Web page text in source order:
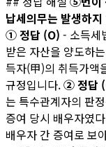
납세의무는 발생하
① 정답 (O) - 소득세
받은 자산을 양도하
득자(甲)의 취득가액
규정입니다.② 정답
는 특수관계자의 판
증여 당시 배우자였
배우자 간 증여로 보